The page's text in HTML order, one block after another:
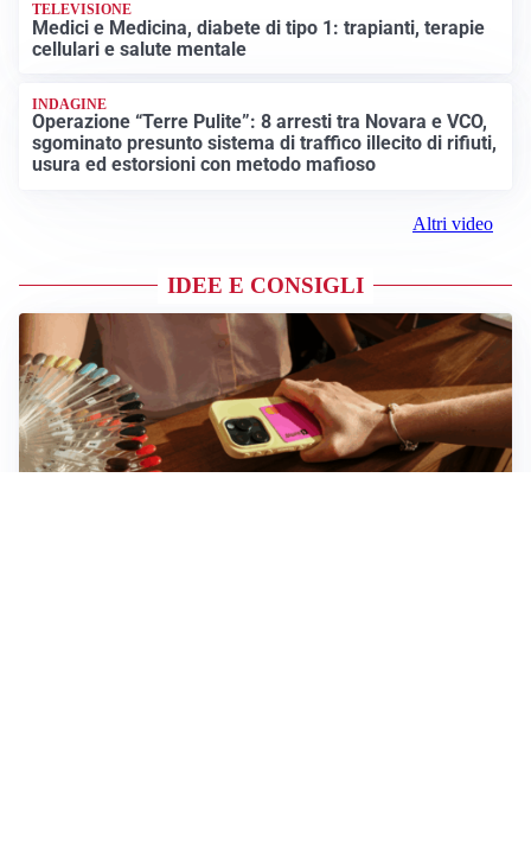
TELEVISIONE
Medici e Medicina, diabete di tipo 1: trapianti, terapie
cellulari e salute mentale
INDAGINE
Operazione “Terre Pulite”: 8 arresti tra Novara e VCO,
sgominato presunto sistema di traffico illecito di rifiuti,
usura ed estorsioni con metodo mafioso
Altri video
IDEE E CONSIGLI